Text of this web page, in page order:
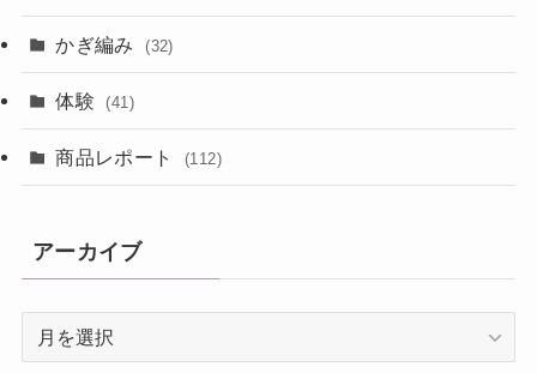
かぎ編み (32)
体験 (41)
商品レポート (112)
アーカイブ